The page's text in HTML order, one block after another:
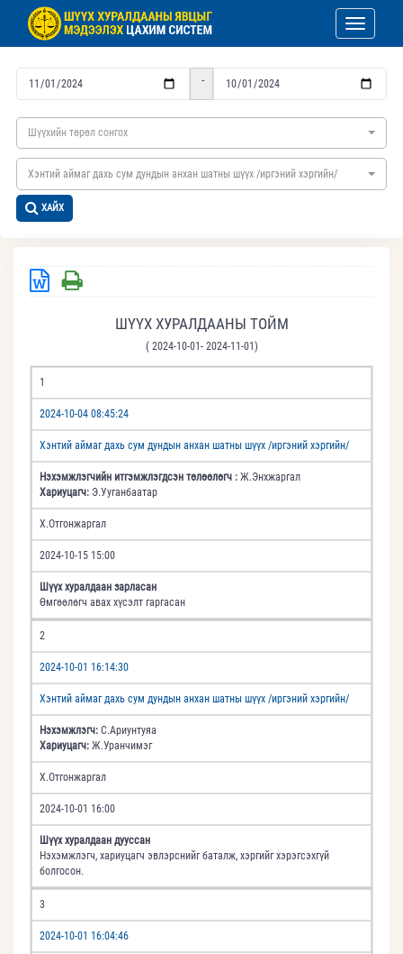
Toggle
-
Шүүхийн төрөл сонгох
Хэнтий аймаг дахь сум дундын анхан шатны шүүх /иргэний хэргийн/
ХАЙХ
ШҮҮХ ХУРАЛДААНЫ ТОЙМ
( 2024-10-01- 2024-11-01)
1
2024-10-04 08:45:24
Хэнтий аймаг дахь сум дундын анхан шатны шүүх /иргэний хэргийн/
Нэхэмжлэгчийн итгэмжлэгдсэн төлөөлөгч : Ж.Энхжаргал
Хариуцагч: Э.Ууганбаатар
Х.Отгонжаргал
2024-10-15 15:00
Шүүх хуралдаан зарласан
Өмгөөлөгч авах хүсэлт гаргасан
2
2024-10-01 16:14:30
Хэнтий аймаг дахь сум дундын анхан шатны шүүх /иргэний хэргийн/
Нэхэмжлэгч: С.Ариунтуяа
Хариуцагч: Ж.Уранчимэг
Х.Отгонжаргал
2024-10-01 16:00
Шүүх хуралдаан дууссан
Нэхэмжлэгч, хариуцагч эвлэрснийг баталж, хэргийг хэрэгсэхгүй
болгосон.
3
2024-10-01 16:04:46